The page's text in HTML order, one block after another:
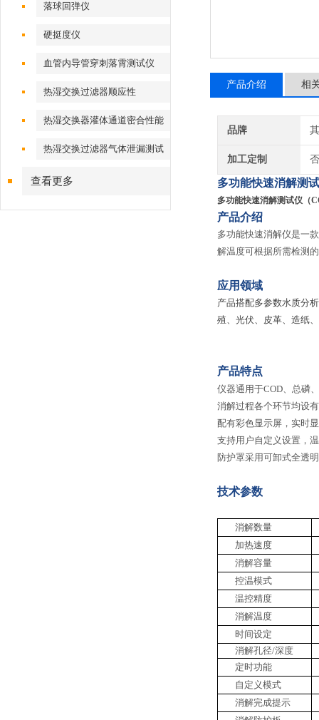
落球回弹仪
硬挺度仪
血管内导管穿刺落霄测试仪
热湿交换过滤器顺应性
热湿交换器灌体通道密合性能
热湿交换过滤器气体泄漏测试
查看更多
产品介绍 相
品牌
加工定制 否
多功能快速消解测
多功能快速消解测试仪（
产品介绍
多功能快速消解仪是一
解温度可根据所需检测
应用领域
产品搭配多参数水质分
殖、光伏、皮革、造纸
产品特点
仪器通用于COD、总磷
消解过程各个环节均设
配有彩色显示屏，实时
支持用户自定义设置，
防护罩采用可卸式全透
技术参数
消解数量
加热速度
消解容量
控温模式
温控精度
消解温度
时间设定
消解孔径/深度
定时功能
自定义模式
消解完成提示